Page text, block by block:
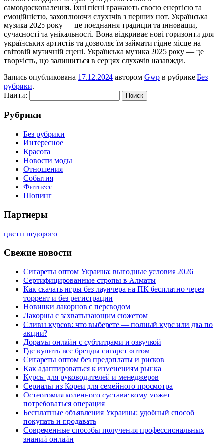
самовдосконалення. Їхні пісні вражають своєю енергією та
емоційністю, захоплюючи слухачів з перших нот. Українська
музика 2025 року — це поєднання традицій та інновацій,
сучасності та унікальності. Вона відкриває нові горизонти для
українських артистів та дозволяє їм займати гідне місце на
світовій музичній сцені. Українська музика 2025 року — це
творчість, що залишиться в серцях слухачів назавжди.
Запись опубликована 17.12.2024 автором Gwp в рубрике Без
рубрики.
Найти:
Рубрики
Без рубрики
Интересное
Красота
Новости моды
Отношения
События
Фитнесс
Шопинг
Партнеры
цветы недорого
Свежие новости
Сигареты оптом Украина: выгодные условия 2026
Сертифицированные стропы в Алматы
Как скачать игры без лаунчера на ПК бесплатно через
торрент и без регистрации
Новинки лакорнов с переводом
Лакорны с захватывающим сюжетом
Сливы курсов: что выберете — полный курс или два по
акции?
Дорамы онлайн с субтитрами и озвучкой
Где купить все бренды сигарет оптом
Сигареты оптом без предоплаты и рисков
Как адаптироваться к изменениям рынка
Курсы для руководителей и менеджеров
Сериалы из Кореи для семейного просмотра
Остеотомия коленного сустава: кому может
потребоваться операция
Бесплатные объявления Украины: удобный способ
покупать и продавать
Современные способы получения профессиональных
знаний онлайн